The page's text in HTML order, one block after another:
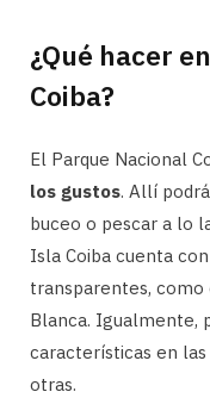
¿Qué hacer
Coiba?
El Parque Nacional
los gustos. Allí
buceo o pescar a lo
Isla Coiba cuenta
transparentes, como
Blanca. Igualmente,
características en las
otras.